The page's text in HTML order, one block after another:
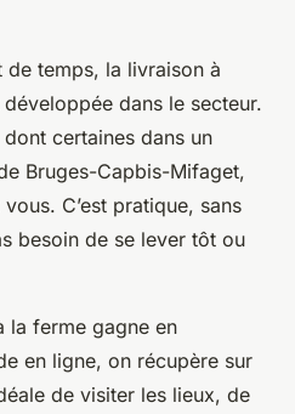
de temps, la livraison à
dans le secteur.
certaines dans un
Bruges-Capbis-Mifaget,
C’est pratique, sans
besoin de se lever tôt ou
la ferme gagne en
en ligne, on récupère sur
de visiter les lieux, de